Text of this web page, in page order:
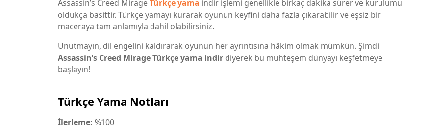
Assassin’s Creed MirageTürkçe yama indir işlemi genellikle birkaç dakika sürer ve kurulumu
oldukça basittir. Türkçe yamayı kurarak oyunun keyfini daha fazla çıkarabilir ve eşsiz bir
maceraya tam anlamıyla dahil olabilirsiniz.
Unutmayın, dil engelini kaldırarak oyunun her ayrıntısına hâkim olmak mümkün. Şimdi
Assassin’s Creed Mirage Türkçe yama indir diyerek bu muhteşem dünyayı keşfetmeye
başlayın!
Türkçe Yama Notları
İlerleme: %100